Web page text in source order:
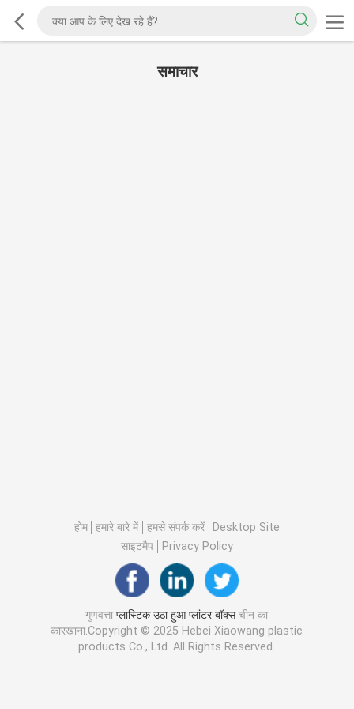
समाचार
होम हमारे बारे में हमसे संपर्क करें
Desktop Site
साइटमैप
Privacy Policy
गुणवत्ताप्लास्टिक उठा हुआ प्लांटर बॉक्सचीन का
कारखाना.Copyright © 2025 Hebei Xiaowang plastic
products Co., Ltd. All Rights Reserved.